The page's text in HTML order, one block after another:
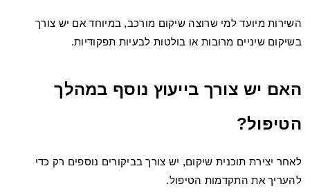
השירות מיועד למי שרוצה שיקום מורכב, במיוחד אם יש צורך
בשיקום שיניים מרובות או בולטות לבעיות תפקודיות.
האם יש צורך בייעוץ נוסף במהלך
הטיפול?
לאחר יצירת תוכנית שיקום, יש צורך בביקורים נוספים רק כדי
להעריך את התקדמות הטיפול.